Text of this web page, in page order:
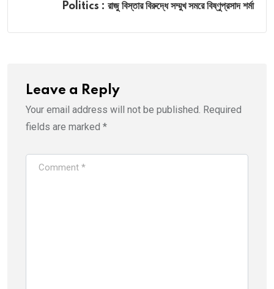
Politics : রাজু বিস্তার বিরুদ্ধে সম্মুখ সমরে বিষ্ণুপ্রসাদ শর্মা
Leave a Reply
Your email address will not be published. Required
fields are marked *